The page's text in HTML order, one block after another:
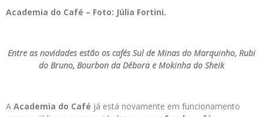
Academia do Café – Foto: Júlia Fortini.
Entre as novidades estão os cafés Sul de Minas do Marquinho, Rubi
do Bruno, Bourbon da Débora e Mokinha do Sheik
A Academia do Café já está novamente em funcionamento